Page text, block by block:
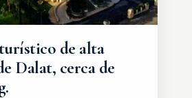
de alta
Dalat, cerca de